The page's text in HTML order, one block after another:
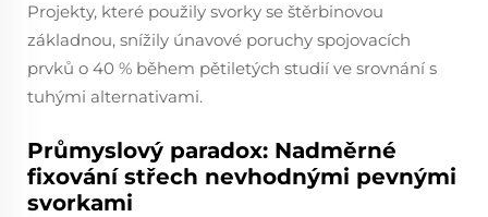
Projekty, které použily svorky se štěrbinovou
základnou, snížily únavové poruchy spojovacích
prvků o 40 % během pětiletých studií ve srovnání s
tuhými alternativami.
Průmyslový paradox: Nadměrné
fixování střech nevhodnými pevnými
svorkami